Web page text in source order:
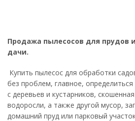
Продажа пылесосов для прудов
дачи.
Купить пылесос для обработки
без проблем, главное,
с деревьев и кустарников,
водоросли, а также другой мусор,
домашний пруд или парковый